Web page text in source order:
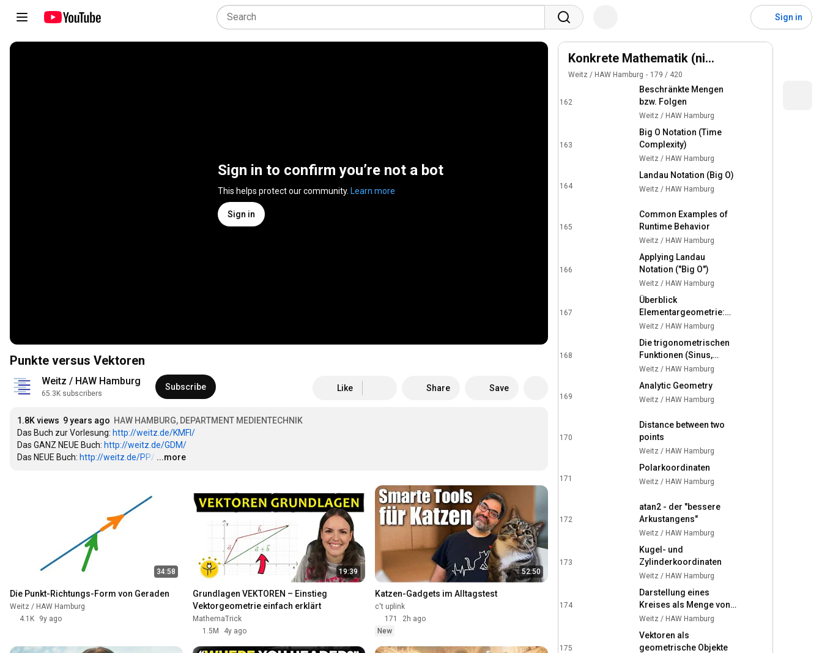
Sign in
Sign in to confirm you’re not a bot
This helps protect our community. Learn more
Sign in
Punkte versus Vektoren
Weitz / HAW Hamburg
65.3K subscribers
Subscribe Like Share Save
1.8K views 9 years ago HAW HAMBURG, DEPARTMENT MEDIENTECHNIK
Das Buch zur Vorlesung: http://weitz.de/KMFI/
Das GANZ NEUE Buch: http://weitz.de/GDM/
Das NEUE Buch: http://weitz.de/PP/ …
...more
34:58
Die Punkt-Richtungs-Form von Geraden
Weitz / HAW Hamburg
4.1K
9y ago
19:39
Grundlagen VEKTOREN – Einstieg
Vektorgeometrie einfach erklärt
MathemaTrick
1.5M
4y ago
52:50
Katzen-Gadgets im Alltagstest
c't uplink
171
2h ago
New
Konkrete Mathematik (nicht nur) für
Weitz / HAW Hamburg 179 / 420
160
161 Weitz / HAW Hamburg
162
Beschränkte Mengen
bzw. Folgen
Weitz / HAW Hamburg
163
Big O Notation (Time
Complexity)
Weitz / HAW Hamburg
164
Landau Notation (Big O)
Weitz / HAW Hamburg
165
Common Examples of
Runtime Behavior
Weitz / HAW Hamburg
166
Applying Landau
Notation ("Big O")
Weitz / HAW Hamburg
167
Überblick
Elementargeometrie:
Winkel, Satz des
Kosinus, etc.
Weitz / HAW Hamburg
168
Die trigonometrischen
Funktionen (Sinus,
Kosinus, Tangens)
Weitz / HAW Hamburg
169
Analytic Geometry
Weitz / HAW Hamburg
170
Distance between two
points
Weitz / HAW Hamburg
171
Polarkoordinaten
Weitz / HAW Hamburg
172
atan2 - der "bessere
Arkustangens"
Weitz / HAW Hamburg
173
Kugel- und
Zylinderkoordinaten
Weitz / HAW Hamburg
174
Darstellung eines
Kreises als Menge von
Punkten /
Weitz / HAW Hamburg
175
Vektoren als
geometrische Objekte